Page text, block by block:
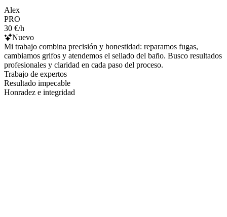
Alex
PRO
30 €/h
Nuevo
Mi trabajo combina precisión y honestidad: reparamos fugas,
cambiamos grifos y atendemos el sellado del baño. Busco resultados
profesionales y claridad en cada paso del proceso.
Trabajo de expertos
Resultado impecable
Honradez e integridad